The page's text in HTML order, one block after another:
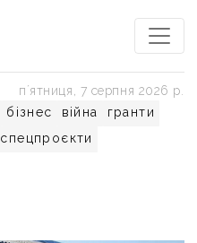
бізнес війна
гранти
спецпроєкти
пʼятниця, 7 серпня 2026 р.